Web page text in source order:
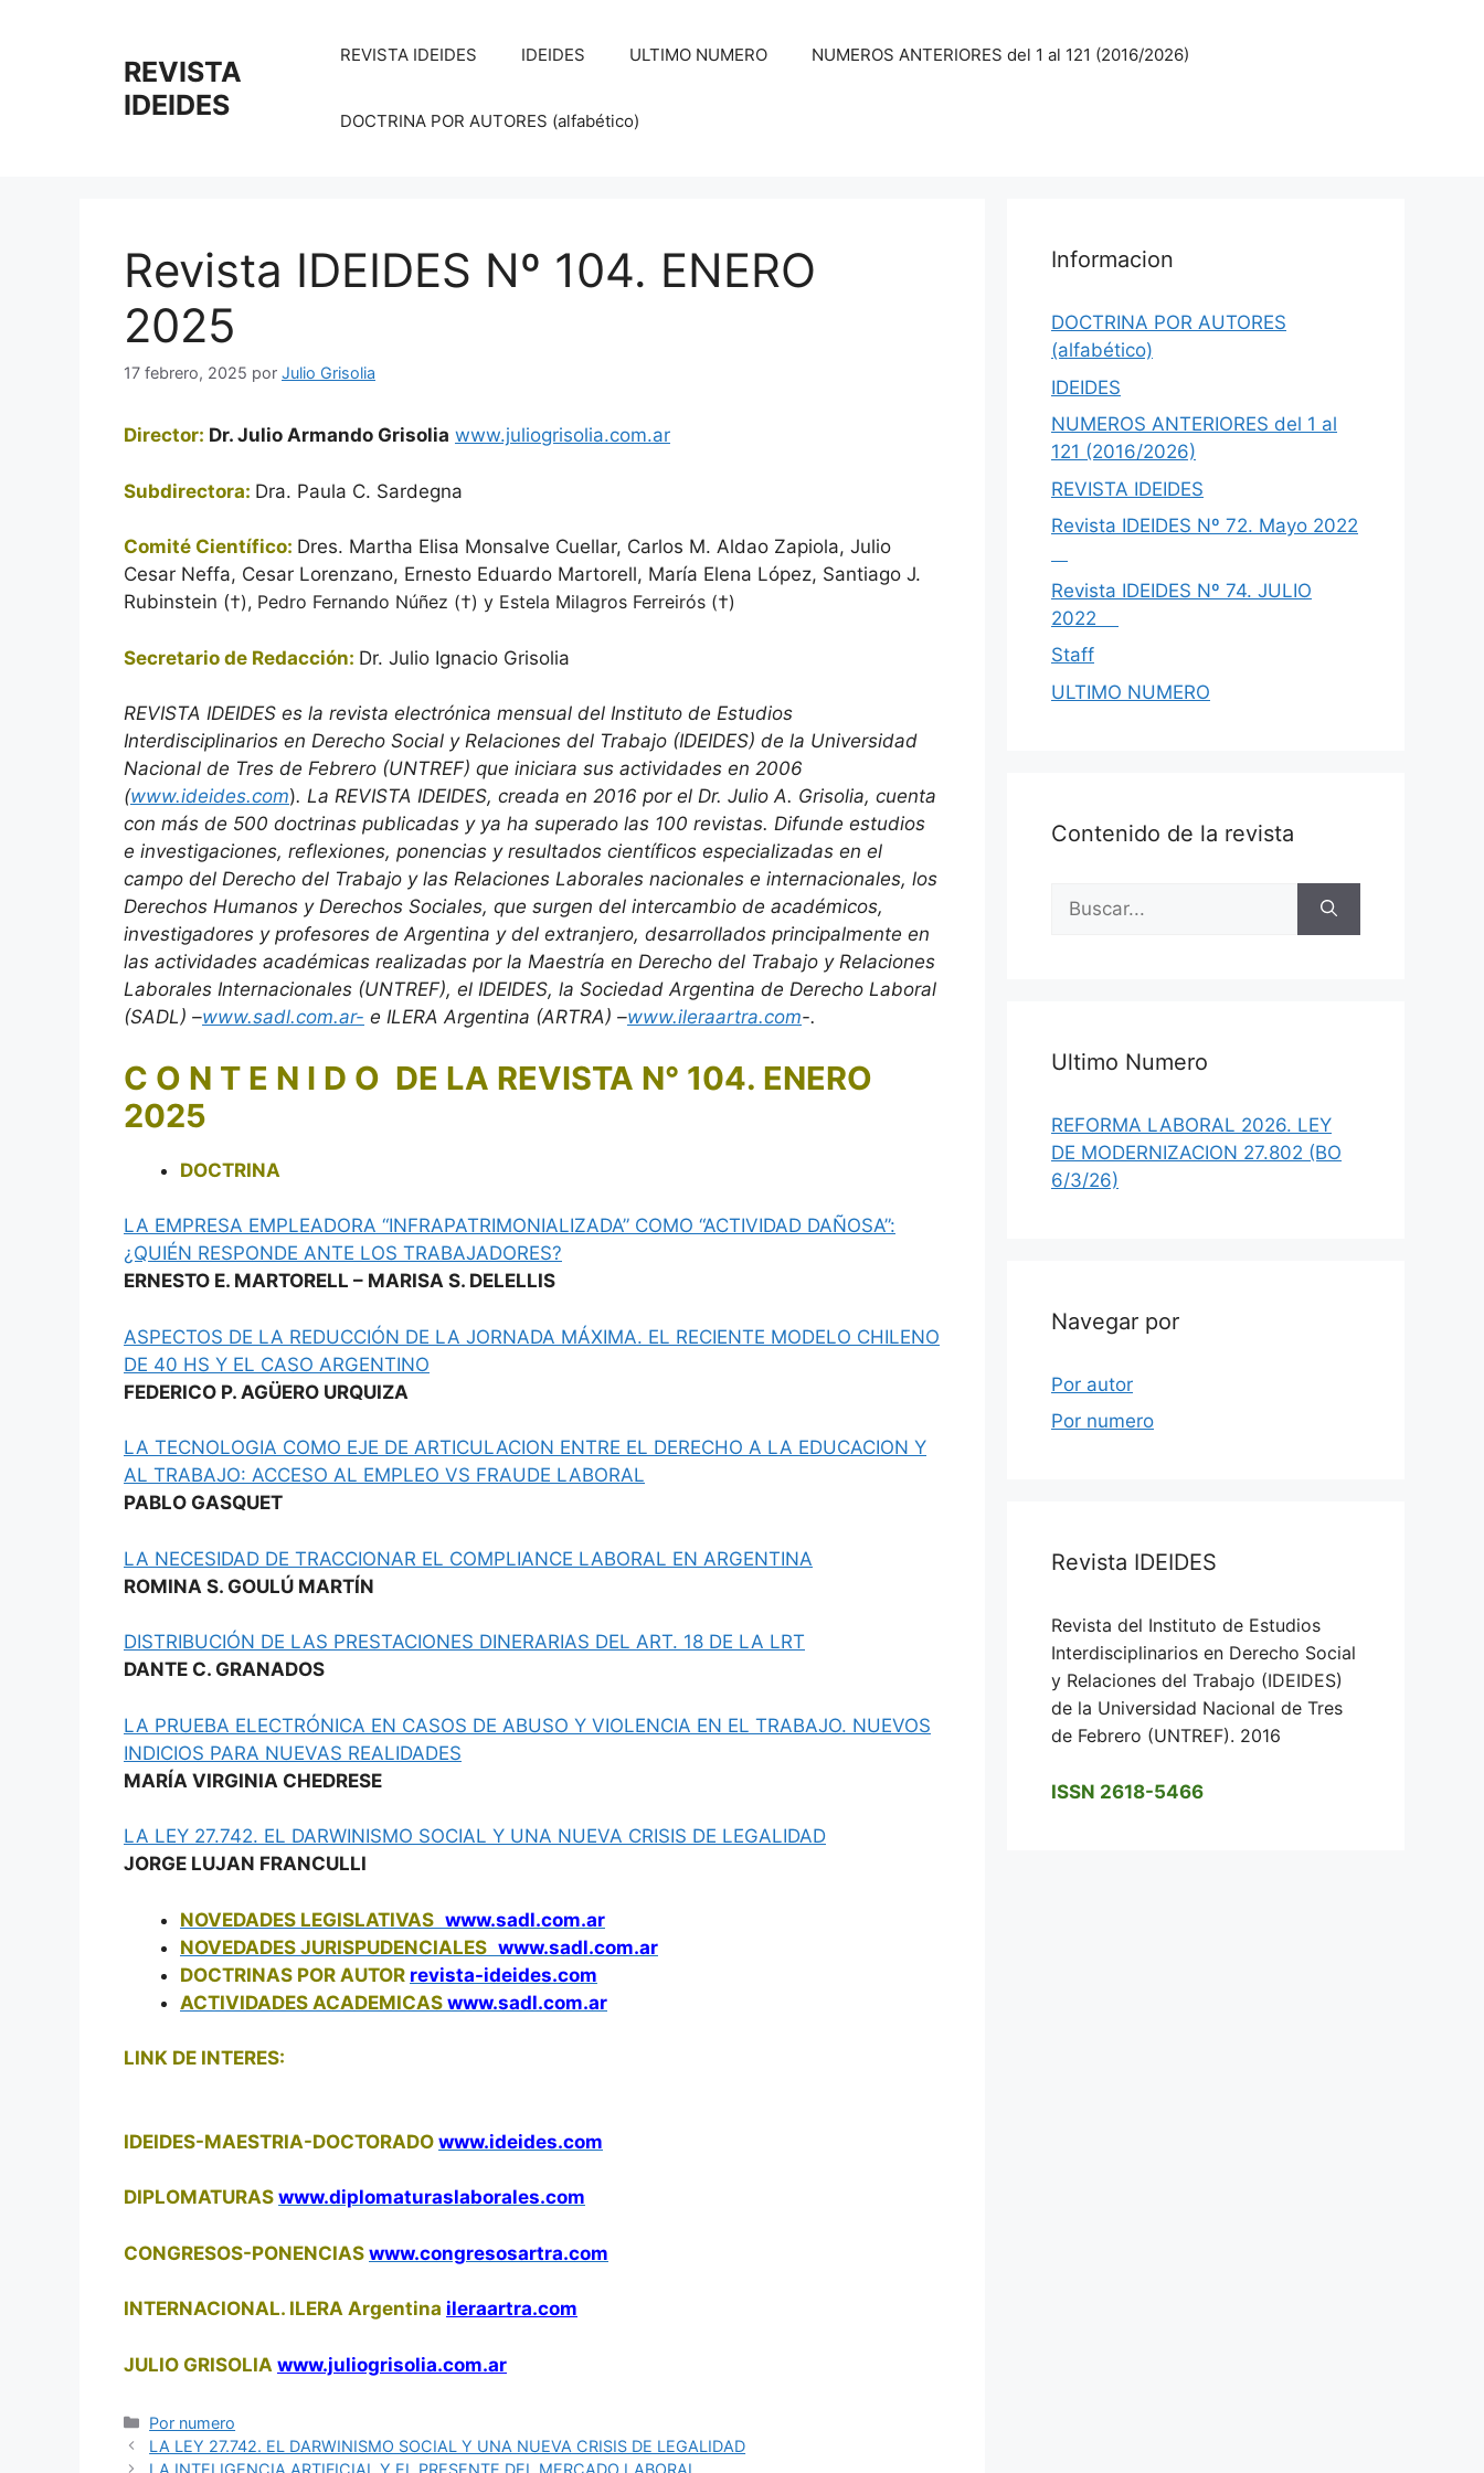
REVISTA
IDEIDES
REVISTA IDEIDES IDEIDES ULTIMO NUMERO NUMEROS ANTERIORES del 1 al 121 (2016/2026)
DOCTRINA POR AUTORES (alfabético)
Revista IDEIDES Nº 104. ENERO
2025
17 febrero, 2025 por Julio Grisolia
Director: Dr. Julio Armando Grisolia www.juliogrisolia.com.ar
Subdirectora: Dra. Paula C. Sardegna
Comité Científico: Dres. Martha Elisa Monsalve Cuellar, Carlos M. Aldao Zapiola, Julio
Cesar Neffa, Cesar Lorenzano, Ernesto Eduardo Martorell, María Elena López, Santiago J.
Rubinstein (†), Pedro Fernando Núñez (†) y Estela Milagros Ferreirós (†)
Secretario de Redacción: Dr. Julio Ignacio Grisolia
REVISTA IDEIDES es la revista electrónica mensual del Instituto de Estudios
Interdisciplinarios en Derecho Social y Relaciones del Trabajo (IDEIDES) de la Universidad
Nacional de Tres de Febrero (UNTREF) que iniciara sus actividades en 2006
(www.ideides.com). La REVISTA IDEIDES, creada en 2016 por el Dr. Julio A. Grisolia, cuenta
con más de 500 doctrinas publicadas y ya ha superado las 100 revistas. Difunde estudios
e investigaciones, reflexiones, ponencias y resultados científicos especializadas en el
campo del Derecho del Trabajo y las Relaciones Laborales nacionales e internacionales, los
Derechos Humanos y Derechos Sociales, que surgen del intercambio de académicos,
investigadores y profesores de Argentina y del extranjero, desarrollados principalmente en
las actividades académicas realizadas por la Maestría en Derecho del Trabajo y Relaciones
Laborales Internacionales (UNTREF), el IDEIDES, la Sociedad Argentina de Derecho Laboral
(SADL) –www.sadl.com.ar- e ILERA Argentina (ARTRA) –www.ileraartra.com-.
C O N T E N I D O DE LA REVISTA N° 104. ENERO
2025
DOCTRINA
LA EMPRESA EMPLEADORA “INFRAPATRIMONIALIZADA” COMO “ACTIVIDAD DAÑOSA”:
¿QUIÉN RESPONDE ANTE LOS TRABAJADORES?
ERNESTO E. MARTORELL – MARISA S. DELELLIS
ASPECTOS DE LA REDUCCIÓN DE LA JORNADA MÁXIMA. EL RECIENTE MODELO CHILENO
DE 40 HS Y EL CASO ARGENTINO
FEDERICO P. AGÜERO URQUIZA
LA TECNOLOGIA COMO EJE DE ARTICULACION ENTRE EL DERECHO A LA EDUCACION Y
AL TRABAJO: ACCESO AL EMPLEO VS FRAUDE LABORAL
PABLO GASQUET
LA NECESIDAD DE TRACCIONAR EL COMPLIANCE LABORAL EN ARGENTINA
ROMINA S. GOULÚ MARTÍN
DISTRIBUCIÓN DE LAS PRESTACIONES DINERARIAS DEL ART. 18 DE LA LRT
DANTE C. GRANADOS
LA PRUEBA ELECTRÓNICA EN CASOS DE ABUSO Y VIOLENCIA EN EL TRABAJO. NUEVOS
INDICIOS PARA NUEVAS REALIDADES
MARÍA VIRGINIA CHEDRESE
LA LEY 27.742. EL DARWINISMO SOCIAL Y UNA NUEVA CRISIS DE LEGALIDAD
JORGE LUJAN FRANCULLI
NOVEDADES LEGISLATIVAS www.sadl.com.ar
NOVEDADES JURISPUDENCIALES www.sadl.com.ar
DOCTRINAS POR AUTOR revista-ideides.com
ACTIVIDADES ACADEMICAS www.sadl.com.ar
LINK DE INTERES:
IDEIDES-MAESTRIA-DOCTORADO www.ideides.com
DIPLOMATURAS www.diplomaturaslaborales.com
CONGRESOS-PONENCIAS www.congresosartra.com
INTERNACIONAL. ILERA Argentina ileraartra.com
JULIO GRISOLIA www.juliogrisolia.com.ar
Categorías
Por numero
LA LEY 27.742. EL DARWINISMO SOCIAL Y UNA NUEVA CRISIS DE LEGALIDAD
LA INTELIGENCIA ARTIFICIAL Y EL PRESENTE DEL MERCADO LABORAL
Informacion
DOCTRINA POR AUTORES
(alfabético)
IDEIDES
NUMEROS ANTERIORES del 1 al
121 (2016/2026)
REVISTA IDEIDES
Revista IDEIDES Nº 72. Mayo 2022
Revista IDEIDES Nº 74. JULIO
2022
Staff
ULTIMO NUMERO
Contenido de la revista
Ultimo Numero
REFORMA LABORAL 2026. LEY
DE MODERNIZACION 27.802 (BO
6/3/26)
Navegar por
Por autor
Por numero
Revista IDEIDES
Revista del Instituto de Estudios
Interdisciplinarios en Derecho Social
y Relaciones del Trabajo (IDEIDES)
de la Universidad Nacional de Tres
de Febrero (UNTREF). 2016
ISSN 2618-5466